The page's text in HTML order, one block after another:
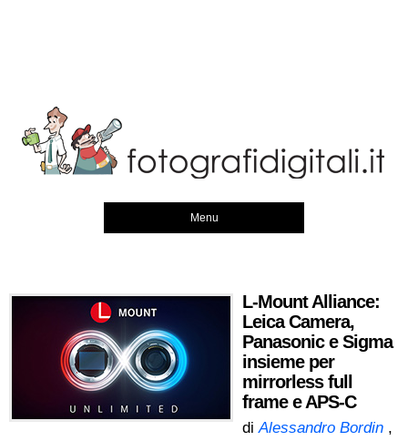
Menu
L-Mount Alliance:
Leica Camera,
Panasonic e Sigma
insieme per
mirrorless full
frame e APS-C
diAlessandro Bordin ,